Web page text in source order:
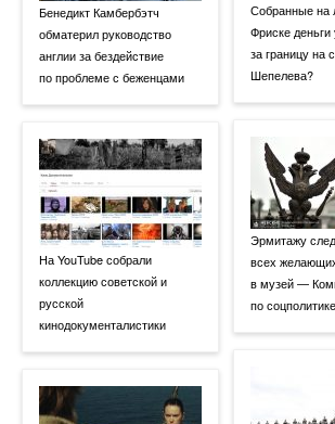
Бенедикт Камбербэтч
обматерил руководство
англии за бездействие
по проблеме с беженцами
На YouTube собрали
коллекцию советской и
русской
кинодокументалистики
Собранные на
Фриске
за границу на
Шепелева?
Эрмитажу
всех
в музей —
по соцполитике